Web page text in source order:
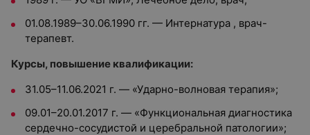
01.08.1989–30.06.1990 гг. — Интернатура , врач-
терапевт.
Курсы, повышение квалификации:
31.05–11.06.2021 г. — «Ударно-волновая терапия»;
09.01–20.01.2017 г. — «Функциональная диагностика
сердечно-сосудистой и церебральной патологии»;